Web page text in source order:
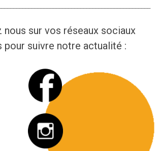
nous sur vos réseaux sociaux
pour suivre notre actualité :